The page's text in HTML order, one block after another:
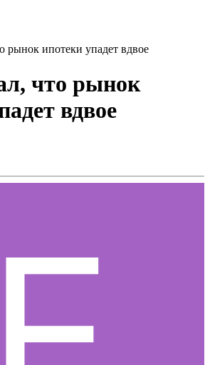
рынок ипотеки упадет вдвое
что рынок
вдвое